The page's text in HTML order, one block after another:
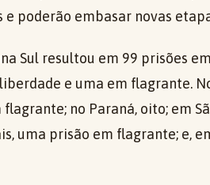
e poderão embasar novas
Sul resultou em 99 prisões
e uma em flagrante.
flagrante; no Paraná, oito; em
uma prisão em flagrante; e,